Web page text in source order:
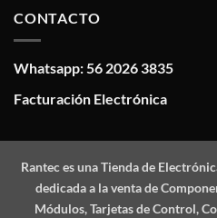
CONTACTO
Whatsapp: 56 2026 3835
Facturación Electrónica
Ranteces una Tienda de
dedicada a la venta de
Módulos, Tarjetas de Control,